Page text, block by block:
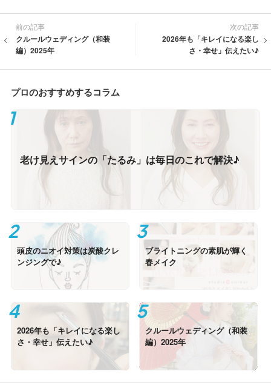
前の記事
クルールウェディング（和装
編）2025年
次の記事
2026年も「キレイになる楽し
さ・幸せ」伝えたい♪
プロのおすすめするコラム
老け見えサインの「たるみ」は毎日のこれで解決♪
頭皮のニオイ対策は炭酸クレ
ンジングで♪
ブライトニングの素肌が輝く
春メイク
2026年も「キレイになる楽し
さ・幸せ」伝えたい♪
クルールウェディング（和装
編）2025年